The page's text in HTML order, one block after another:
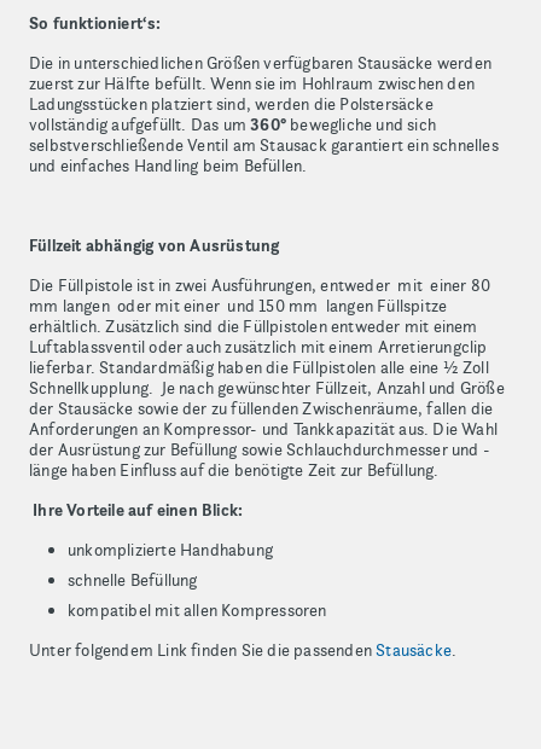
So funktioniert‘s:
Die in unterschiedlichen Größen verfügbaren Stausäcke werden
zuerst zur Hälfte befüllt. Wenn sie im Hohlraum zwischen den
Ladungsstücken platziert sind, werden die Polstersäcke
vollständig aufgefüllt. Das um360° bewegliche und sich
selbstverschließende Ventil am Stausack garantiert ein schnelles
und einfaches Handling beim Befüllen.
Füllzeit abhängig von Ausrüstung
Die Füllpistole ist in zwei Ausführungen, entweder mit einer 80
mm langen oder mit einer und 150 mm langen Füllspitze
erhältlich. Zusätzlich sind die Füllpistolen entweder mit einem
Luftablassventil oder auch zusätzlich mit einem Arretierungclip
lieferbar. Standardmäßig haben die Füllpistolen alle eine ½ Zoll
Schnellkupplung. Je nach gewünschter Füllzeit, Anzahl und Größe
der Stausäcke sowie der zu füllenden Zwischenräume, fallen die
Anforderungen an Kompressor- und Tankkapazität aus. Die Wahl
der Ausrüstung zur Befüllung sowie Schlauchdurchmesser und -
länge haben Einfluss auf die benötigte Zeit zur Befüllung.
Ihre Vorteile auf einen Blick:
unkomplizierte Handhabung
schnelle Befüllung
kompatibel mit allen Kompressoren
Unter folgendem Link finden Sie die passendenStausäcke.